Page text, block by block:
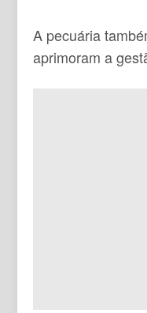
A pecuária
aprimoram a